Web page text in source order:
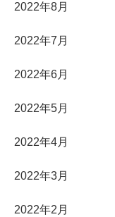
2022年8月
2022年7月
2022年6月
2022年5月
2022年4月
2022年3月
2022年2月